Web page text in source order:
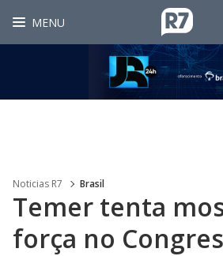
MENU
Noticias R7 Brasil
Temer tenta
força no